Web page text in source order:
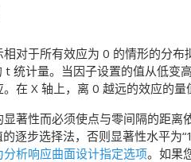
对于所有效应为 0 的情形的分
t 统计量。当因子设置的值从低变
在 X 轴上，离 0 越远的效应的
著性而必须使点与零间隔的距
逐步选择法，否则显著性水平为
分析响应曲面设计指定选项。如果